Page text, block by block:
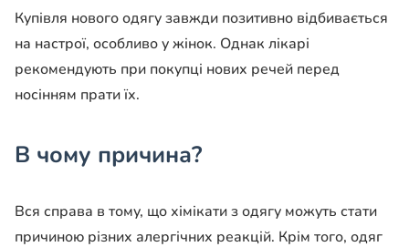
Купівля нового одягу завжди позитивно відбивається
на настрої, особливо у жінок. Однак лікарі
рекомендують при покупці нових речей перед
носінням прати їх.
В чому причина?
Вся справа в тому, що хімікати з одягу можуть стати
причиною різних алергічних реакцій. Крім того, одяг